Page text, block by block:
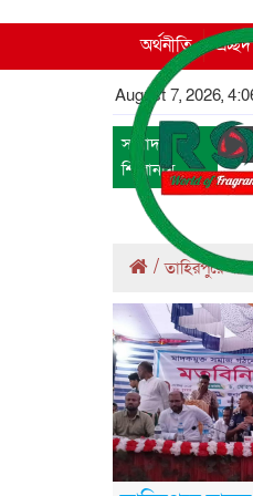
অর্থনীতি প্রচ্ছদ
August 7, 2026,
সংবাদ
শিরোনাম
/তাহিরপুরে